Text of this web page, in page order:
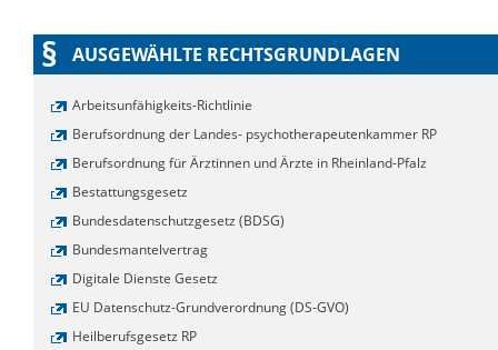
§ AUSGEWÄHLTE RECHTSGRUNDLAGEN
Arbeitsunfähigkeits-Richtlinie
Berufsordnung der Landes- psychotherapeutenkammer RP
Berufsordnung für Ärztinnen und Ärzte in Rheinland-Pfalz
Bestattungsgesetz
Bundesdatenschutzgesetz (BDSG)
Bundesmantelvertrag
Digitale Dienste Gesetz
EU Datenschutz-Grundverordnung (DS-GVO)
Heilberufsgesetz RP